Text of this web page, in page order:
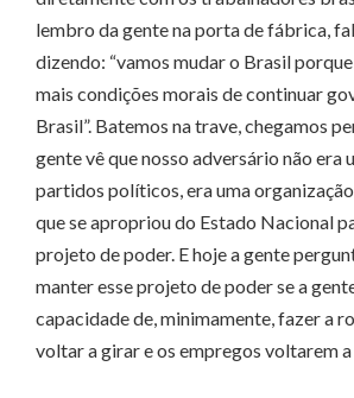
lembro da gente na porta de fábrica,
dizendo: “vamos mudar o Brasil
mais condições morais de continuar
Brasil”. Batemos na trave, chegamos
gente vê que nosso adversário não era
partidos políticos, era uma
que se apropriou do Estado Nacional
projeto de poder. E hoje a gente
manter esse projeto de poder se a
capacidade de, minimamente, fazer a
voltar a girar e os empregos voltarem